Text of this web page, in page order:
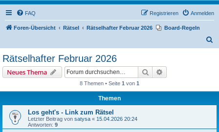
FAQ Anmelden
Registrieren
Foren-Übersicht Rätsel Rätselhafter Februar 2026
Board-Regeln
Rätselhafter Februar 2026
Neues Thema Suche
8 Themen • Seite 1 von 1
Themen
Los geht's - Link zum Rätsel
Letzter Beitrag von satysa « 15.04.2026 20:24
Antworten: 9